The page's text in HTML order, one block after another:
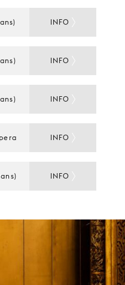
INFO
INFO
INFO
INFO
INFO